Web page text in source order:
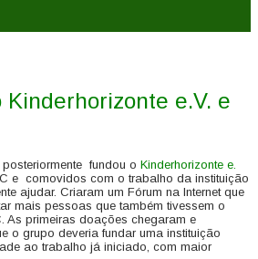
Kinderhorizonte e.V. e
fundou o Kinderhorizonte e.
e comovidos com o trabalho da instituição
ajudar. Criaram um Fórum na Internet que
mais pessoas que também tivessem o
As primeiras doações chegaram e
o grupo deveria fundar uma instituição
ao trabalho já iniciado, com maior